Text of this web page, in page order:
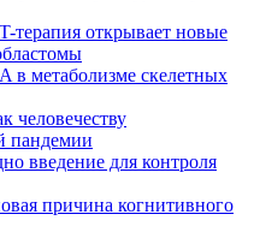
терапия открывает новые
метаболизме скелетных
человечеству
пандемии
введение для контроля
причина когнитивного